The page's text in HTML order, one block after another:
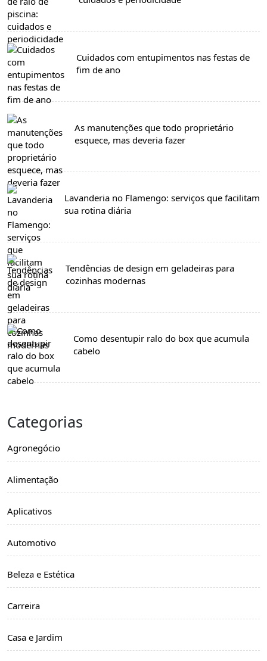
Cuidados com entupimentos nas festas de
fim de ano
As manutenções que todo proprietário
esquece, mas deveria fazer
Lavanderia no Flamengo: serviços que facilitam
sua rotina diária
Tendências de design em geladeiras para
cozinhas modernas
Como desentupir ralo do box que acumula
cabelo
Categorias
Agronegócio
Alimentação
Aplicativos
Automotivo
Beleza e Estética
Carreira
Casa e Jardim